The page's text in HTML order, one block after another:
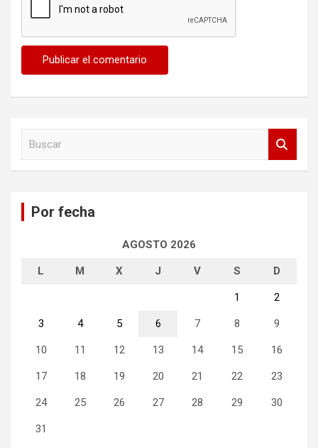
Por fecha
AGOSTO 2026
L M X J V S D
1 2
3 4 5 6 7 8 9
10 11 12 13 14 15 16
17 18 19 20 21 22 23
24 25 26 27 28 29 30
31